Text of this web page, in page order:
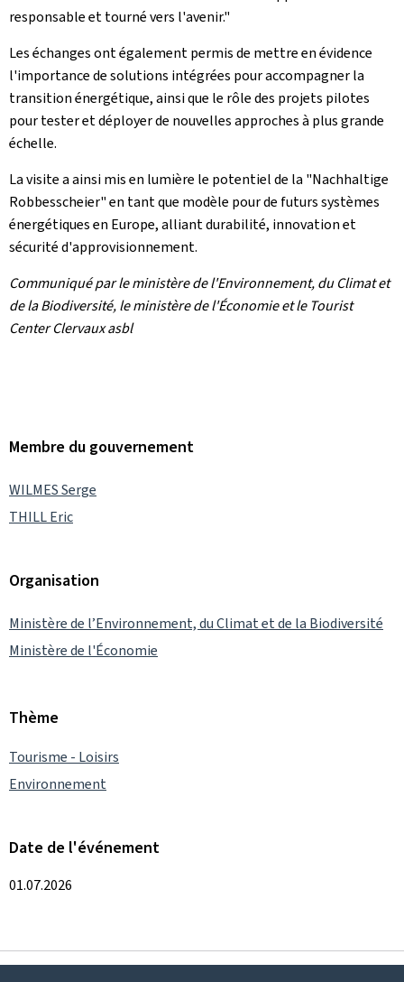
responsable et tourné vers l'avenir."
Les échanges ont également permis de mettre en évidence
l'importance de solutions intégrées pour accompagner la
transition énergétique, ainsi que le rôle des projets pilotes
pour tester et déployer de nouvelles approches à plus grande
échelle.
La visite a ainsi mis en lumière le potentiel de la "Nachhaltige
Robbesscheier" en tant que modèle pour de futurs systèmes
énergétiques en Europe, alliant durabilité, innovation et
sécurité d'approvisionnement.
Communiqué par le ministère de l'Environnement, du Climat et
de la Biodiversité, le ministère de l'Économie et le Tourist
Center Clervaux asbl
Membre du gouvernement
WILMES Serge
THILL Eric
Organisation
Ministère de l’Environnement, du Climat et de la Biodiversité
Ministère de l'Économie
Thème
Tourisme - Loisirs
Environnement
Date de l'événement
01.07.2026